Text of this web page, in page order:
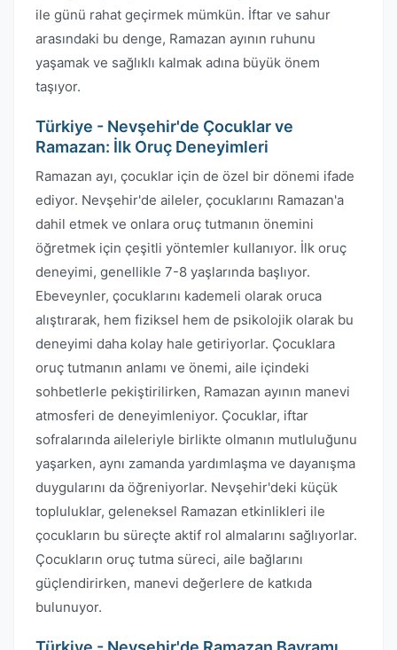
ile günü rahat geçirmek mümkün. İftar ve sahur
arasındaki bu denge, Ramazan ayının ruhunu
yaşamak ve sağlıklı kalmak adına büyük önem
taşıyor.
Türkiye - Nevşehir'de Çocuklar ve
Ramazan: İlk Oruç Deneyimleri
Ramazan ayı, çocuklar için de özel bir dönemi ifade
ediyor. Nevşehir'de aileler, çocuklarını Ramazan'a
dahil etmek ve onlara oruç tutmanın önemini
öğretmek için çeşitli yöntemler kullanıyor. İlk oruç
deneyimi, genellikle 7-8 yaşlarında başlıyor.
Ebeveynler, çocuklarını kademeli olarak oruca
alıştırarak, hem fiziksel hem de psikolojik olarak bu
deneyimi daha kolay hale getiriyorlar. Çocuklara
oruç tutmanın anlamı ve önemi, aile içindeki
sohbetlerle pekiştirilirken, Ramazan ayının manevi
atmosferi de deneyimleniyor. Çocuklar, iftar
sofralarında aileleriyle birlikte olmanın mutluluğunu
yaşarken, aynı zamanda yardımlaşma ve dayanışma
duygularını da öğreniyorlar. Nevşehir'deki küçük
topluluklar, geleneksel Ramazan etkinlikleri ile
çocukların bu süreçte aktif rol almalarını sağlıyorlar.
Çocukların oruç tutma süreci, aile bağlarını
güçlendirirken, manevi değerlere de katkıda
bulunuyor.